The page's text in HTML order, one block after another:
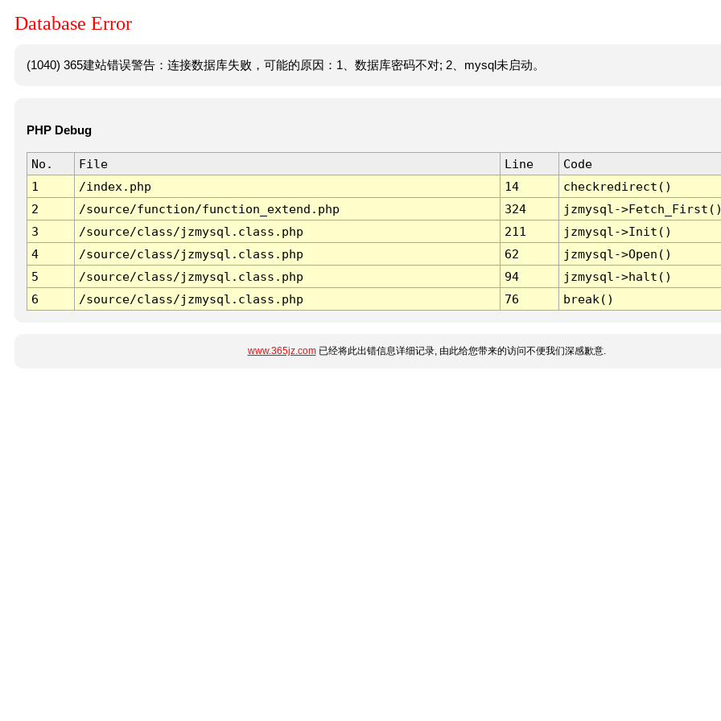
Database Error
(1040) 365建站错误警告：连接数据库失败，可能的原因：1、数据库密码不对; 2、mysql未启动。
PHP Debug
No. File Line
Code
1
/index.php 14
checkredirect()
2
/source/function/function_extend.php 324
jzmysql-
3
/source/class/jzmysql.class.php 211
jzmysql->Init()
4
/source/class/jzmysql.class.php 62
jzmysql->Open()
5
/source/class/jzmysql.class.php 94
jzmysql->halt()
6
/source/class/jzmysql.class.php 76 break()
www.365jz.com已经将此出错信息详细记录, 由此给您带来的访问不便我们深感歉意.